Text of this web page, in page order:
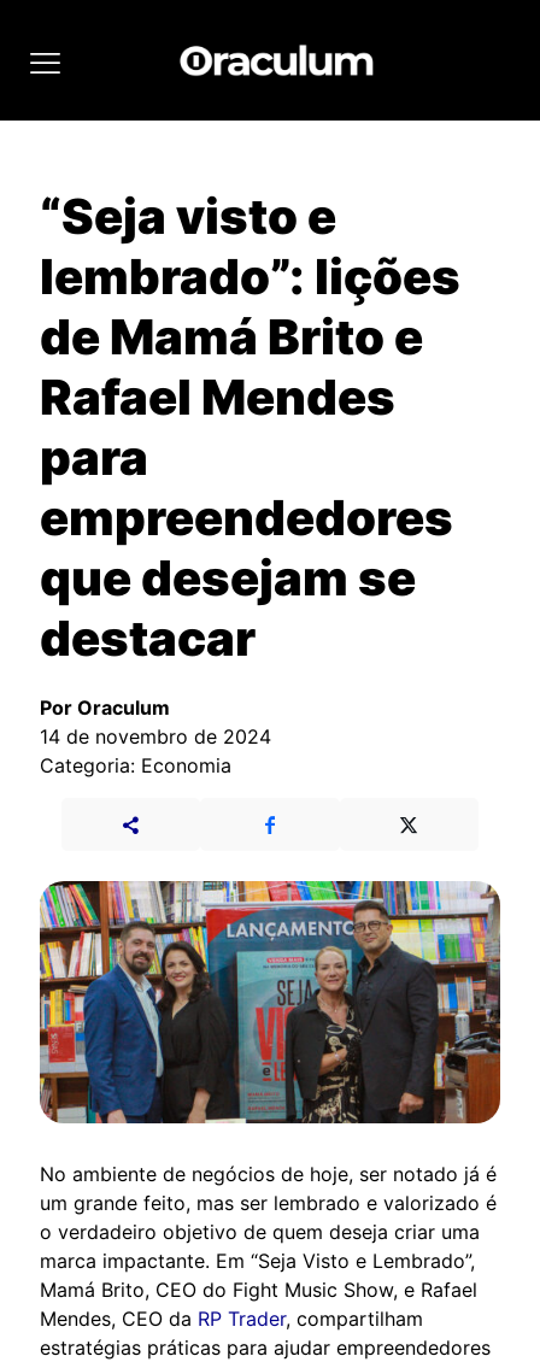
“Seja visto e
lembrado”: lições
de Mamá Brito e
Rafael Mendes
para
empreendedores
que desejam se
destacar
Por Oraculum
14 de novembro de 2024
Categoria: Economia
No ambiente de negócios de hoje, ser notado já é
um grande feito, mas ser lembrado e valorizado é
o verdadeiro objetivo de quem deseja criar uma
marca impactante. Em “Seja Visto e Lembrado”,
Mamá Brito, CEO do Fight Music Show, e Rafael
Mendes, CEO da RP Trader, compartilham
estratégias práticas para ajudar empreendedores